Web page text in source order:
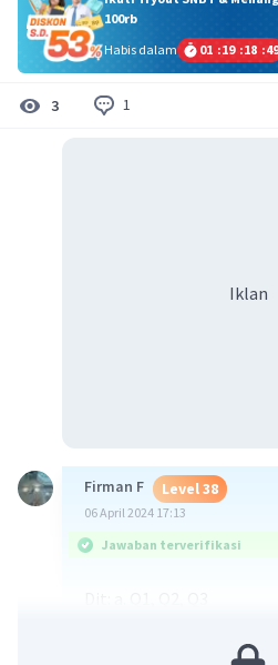
100rb
Habis dalam
01 :19 :18 :49
3 1
Iklan
Firman F Level 38
06 April 2024 17:13
Jawaban terverifikasi